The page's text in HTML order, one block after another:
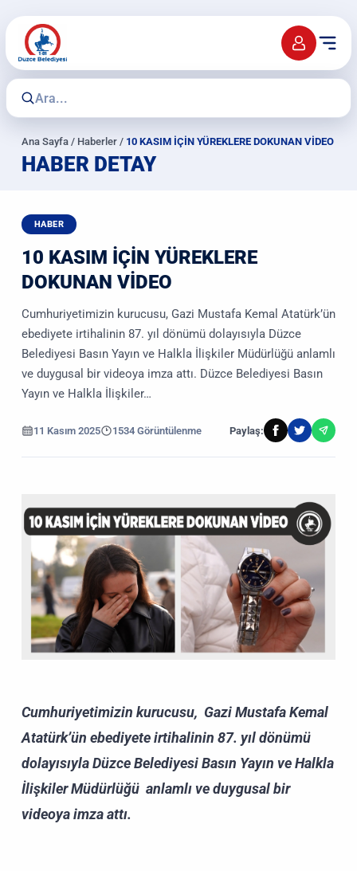
Ana Sayfa/ Haberler/ 10 KASIM İÇİN YÜREKLERE DOKUNAN VİDEO
HABER DETAY
HABER
10 KASIM İÇİN YÜREKLERE
DOKUNAN VİDEO
Cumhuriyetimizin kurucusu, Gazi Mustafa Kemal Atatürk’ün
ebediyete irtihalinin 87. yıl dönümü dolayısıyla Düzce
Belediyesi Basın Yayın ve Halkla İlişkiler Müdürlüğü anlamlı
ve duygusal bir videoya imza attı. Düzce Belediyesi Basın
Yayın ve Halkla İlişkiler…
11 Kasım 2025 1534 Görüntülenme Paylaş:
Cumhuriyetimizin kurucusu, Gazi Mustafa Kemal
Atatürk’ün ebediyete irtihalinin 87. yıl dönümü
dolayısıyla Düzce Belediyesi Basın Yayın ve Halkla
İlişkiler Müdürlüğü anlamlı ve duygusal bir
videoya imza attı.